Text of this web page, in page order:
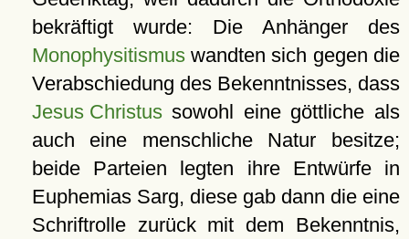
bekräftigt wurde: Die Anhänger des
Monophysitismuswandten sich gegen die
Verabschiedung des Bekenntnisses, dass
Jesus Christussowohl eine göttliche als
auch eine menschliche Natur besitze;
beide Parteien legten ihre Entwürfe in
Euphemias Sarg, diese gab dann die eine
Schriftrolle zurück mit dem Bekenntnis,